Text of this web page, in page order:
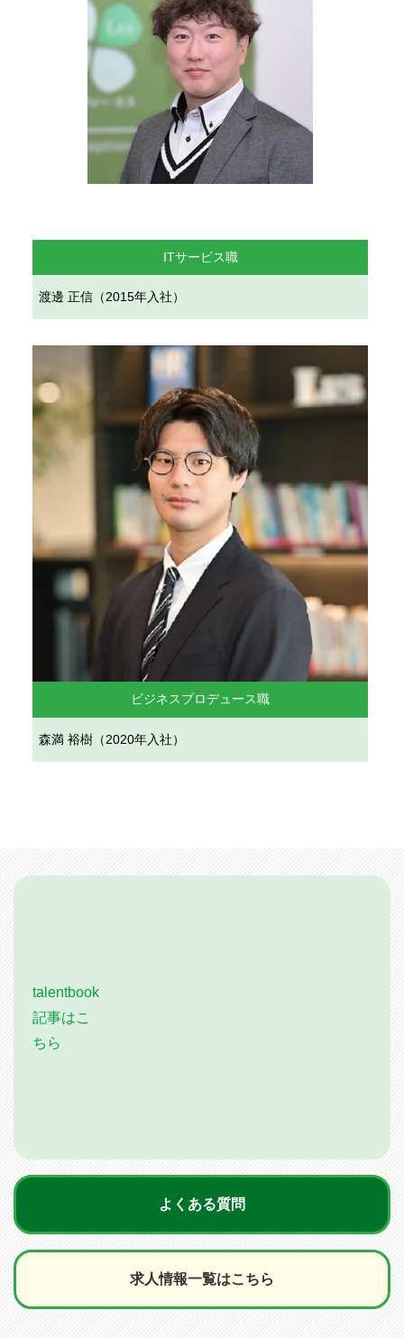
ITサービス職
渡邊 正信（2015年入社）
ビジネスプロデュース職
森満 裕樹（2020年入社）
talentbook
記事はこ
ちら
よくある質問
求人情報一覧はこちら